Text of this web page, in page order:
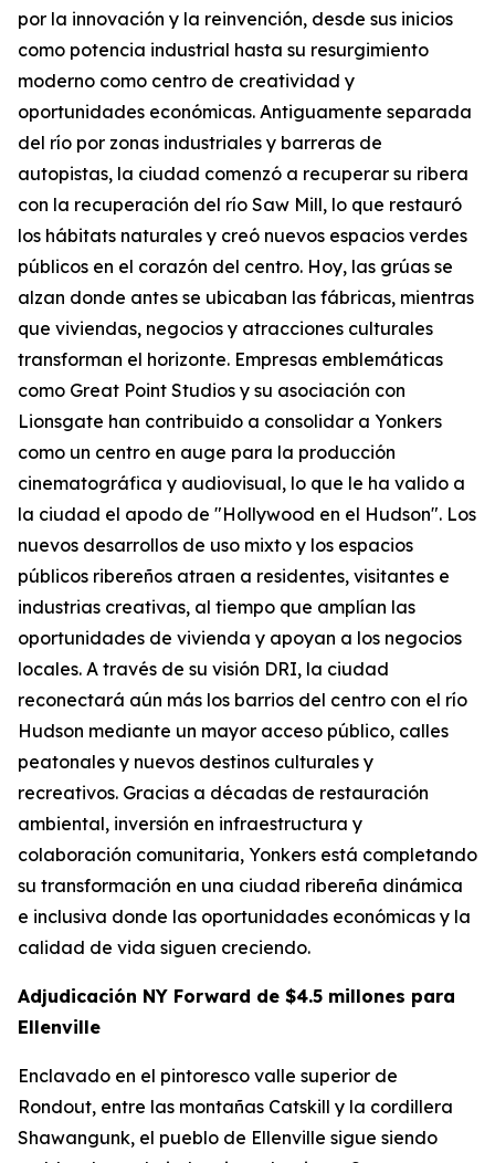
por la innovación y la reinvención, desde sus inicios
como potencia industrial hasta su resurgimiento
moderno como centro de creatividad y
oportunidades económicas. Antiguamente separada
del río por zonas industriales y barreras de
autopistas, la ciudad comenzó a recuperar su ribera
con la recuperación del río Saw Mill, lo que restauró
los hábitats naturales y creó nuevos espacios verdes
públicos en el corazón del centro. Hoy, las grúas se
alzan donde antes se ubicaban las fábricas, mientras
que viviendas, negocios y atracciones culturales
transforman el horizonte. Empresas emblemáticas
como Great Point Studios y su asociación con
Lionsgate han contribuido a consolidar a Yonkers
como un centro en auge para la producción
cinematográfica y audiovisual, lo que le ha valido a
la ciudad el apodo de "Hollywood en el Hudson". Los
nuevos desarrollos de uso mixto y los espacios
públicos ribereños atraen a residentes, visitantes e
industrias creativas, al tiempo que amplían las
oportunidades de vivienda y apoyan a los negocios
locales. A través de su visión DRI, la ciudad
reconectará aún más los barrios del centro con el río
Hudson mediante un mayor acceso público, calles
peatonales y nuevos destinos culturales y
recreativos. Gracias a décadas de restauración
ambiental, inversión en infraestructura y
colaboración comunitaria, Yonkers está completando
su transformación en una ciudad ribereña dinámica
e inclusiva donde las oportunidades económicas y la
calidad de vida siguen creciendo.
Adjudicación NY Forward de $4.5 millones para
Ellenville
Enclavado en el pintoresco valle superior de
Rondout, entre las montañas Catskill y la cordillera
Shawangunk, el pueblo de Ellenville sigue siendo